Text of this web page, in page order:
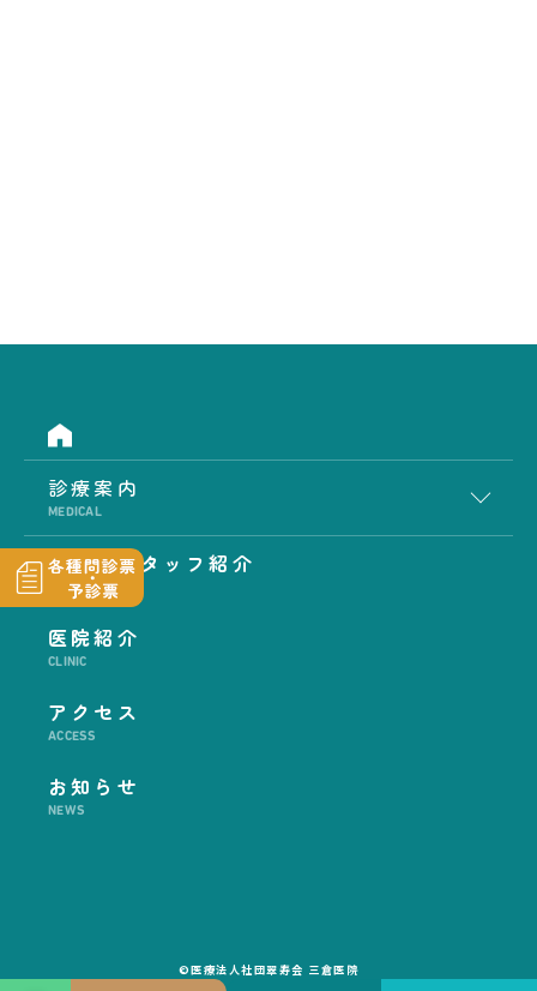
診療案内
MEDICAL
医師・スタッフ紹介
STAFF
医院紹介
CLINIC
アクセス
ACCESS
お知らせ
NEWS
©医療法人社団翠寿会 三倉医院